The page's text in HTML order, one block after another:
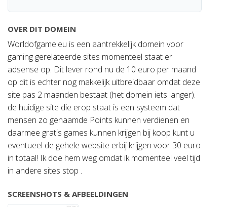
OVER DIT DOMEIN
Worldofgame.eu is een aantrekkelijk domein voor
gaming gerelateerde sites momenteel staat er
adsense op. Dit lever rond nu de 10 euro per maand
op dit is echter nog makkelijk uitbreidbaar omdat deze
site pas 2 maanden bestaat (het domein iets langer).
de huidige site die erop staat is een systeem dat
mensen zo genaamde Points kunnen verdienen en
daarmee gratis games kunnen krijgen bij koop kunt u
eventueel de gehele website erbij krijgen voor 30 euro
in totaal! Ik doe hem weg omdat ik momenteel veel tijd
in andere sites stop .
SCREENSHOTS & AFBEELDINGEN